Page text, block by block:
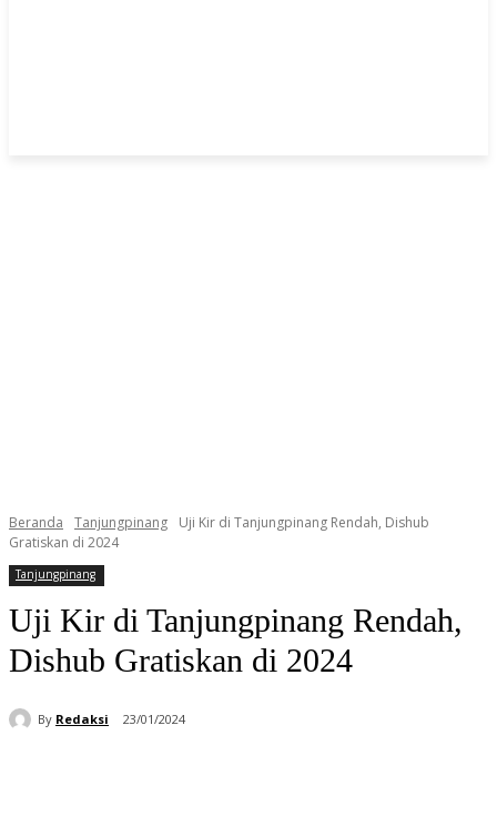
Beranda Tanjungpinang
Uji Kir di Tanjungpinang Rendah, Dishub
Gratiskan di 2024
Tanjungpinang
Uji Kir di Tanjungpinang Rendah,
Dishub Gratiskan di 2024
By Redaksi 23/01/2024